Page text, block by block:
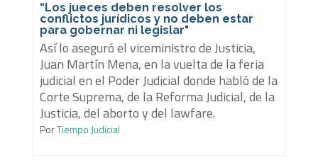
“Los jueces deben resolver los
conflictos jurídicos y no deben estar
para gobernar ni legislar"
Así lo aseguró el viceministro de Justicia,
Juan Martín Mena, en la vuelta de la feria
judicial en el Poder Judicial donde habló de la
Corte Suprema, de la Reforma Judicial, de la
Justicia, del aborto y del lawfare.
PorTiempo Judicial